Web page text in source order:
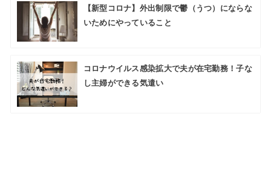
【新型コロナ】外出制限で鬱（うつ）にならな
いためにやっていること
コロナウイルス感染拡大で夫が在宅勤務！子な
し主婦ができる気遣い